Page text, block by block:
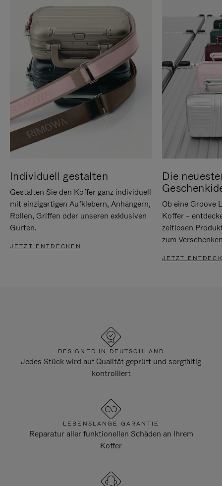
Individuell gestalten
Gestalten Sie den Koffer ganz individuell
mit einzigartigen Aufklebern, Anhängern,
Rollen, Griffen oder unseren exklusiven
Gurten.
JETZT ENTDECKEN
Die
Ob eine Groove
Koffer –
zeitlosen
zum
JETZT
DESIGNED IN DEUTSCHLAND
Jedes Stück wird auf Qualität geprüft und sorgfältig
kontrolliert
LEBENSLANGE GARANTIE
Reparatur aller funktionellen Schäden an Ihrem
Koffer